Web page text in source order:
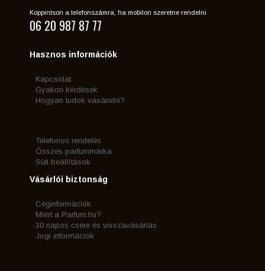
Koppintson a telefonszámra, ha mobilon szeretne rendelni
06 20 987 87 77
Hasznos információk
Kapcsolat
Gyakori kérdések
Hogyan tudok vásárolni?
Telefonos rendelés
Összes parfummárka
Süti beállítások
Vásárlói biztonság
Céginformációk
Miért a Parfum.hu?
30 napos csere és visszavásárlás
Jogi információk